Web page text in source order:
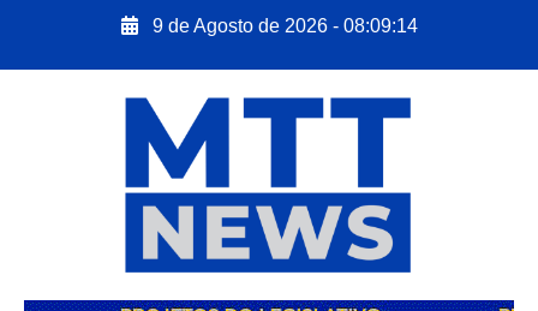
9 de Agosto de 2026 - 08:09:15